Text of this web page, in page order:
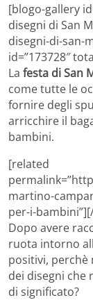
[blogo-gallery
disegni di San
disegni-di-san-
id=”173728″
La festa di San
come tutte le
fornire degli
arricchire il
bambini.
[related
martino-
per-i-
Dopo avere
ruota intorno
positivi, perchè
dei disegni
di significato?